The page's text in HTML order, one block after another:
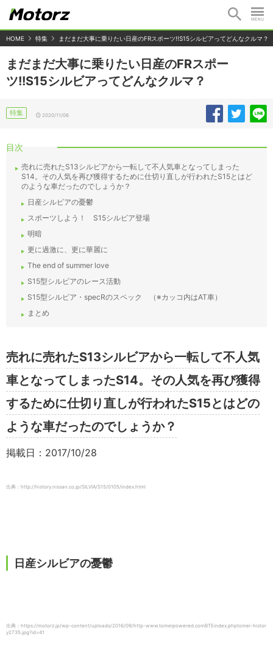
HOME 特集 まだまだ大事に乗りたい日産のFRスポーツ!!S15シルビアってどんなクルマ？
まだまだ大事に乗りたい日産のFRスポー
ツ!!S15シルビアってどんなクルマ？
特集 2020/11/06
目次
売れに売れたS13シルビアから一転して不人気車となってしまった
S14。その人気を再び獲得するために仕切り直しが行われたS15とはど
のような車だったのでしょうか？
日産シルビアの憂鬱
スポーツしよう！ S15シルビア登場
明暗
更に過激に、更に華麗に
The end of summer love
S15型シルビアのレース活動
S15型シルビア・specRのスペック （※カッコ内はAT車）
まとめ
売れに売れたS13シルビアから一転して不人気
車となってしまったS14。その人気を再び獲得
するために仕切り直しが行われたS15とはどの
ような車だったのでしょうか？
掲載日：2017/10/28
出典：http://history.nissan.co.jp/SILVIA/S15/0105/index.html
日産シルビアの憂鬱
出典：https://motorz.jp/wp-content/uploads/2016/09/http-www.tomeipowered.comBTEindex.phptomei-histor
y2735.jpg?id=41